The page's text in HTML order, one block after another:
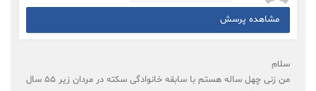
مشاهده پرسش
سلام
من زنی چهل ساله هستم با سابقه خانوادگی سکته در مردان زیر 55 سال